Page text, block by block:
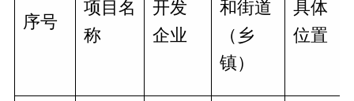
序号
项目名
称
开发
企业
和街道
（乡
镇）
具体
位置